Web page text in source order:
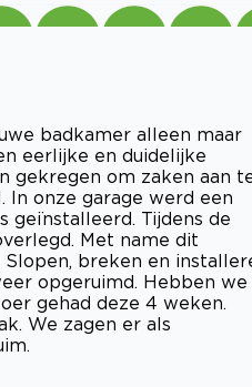
badkamer alleen maar
eerlijke en duidelijke
gekregen om zaken aan
In onze garage werd een
geïnstalleerd. Tijdens de
Met name dit
breken en
opgeruimd. Hebben we
gehad deze 4 weken.
We zagen er als